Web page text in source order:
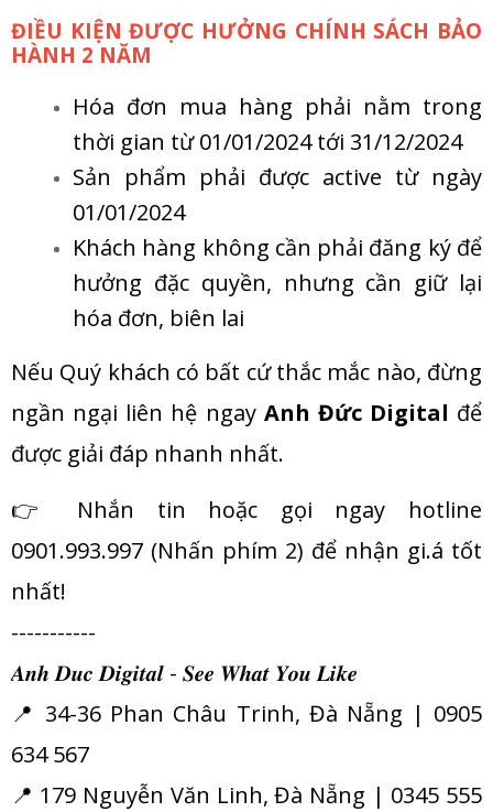
ĐIỀU KIỆN ĐƯỢC HƯỞNG CHÍNH SÁCH BẢO
HÀNH 2 NĂM
Hóa đơn mua hàng phải nằm trong
thời gian từ 01/01/2024 tới 31/12/2024
Sản phẩm phải được active từ ngày
01/01/2024
Khách hàng không cần phải đăng ký để
hưởng đặc quyền, nhưng cần giữ lại
hóa đơn, biên lai
Nếu Quý khách có bất cứ thắc mắc nào, đừng
ngần ngại liên hệ ngay Anh Đức Digital để
được giải đáp nhanh nhất.
👉 Nhắn tin hoặc gọi ngay hotline
0901.993.997 (Nhấn phím 2) để nhận gi.á tốt
nhất!
-----------
𝑨𝒏𝒉 𝑫𝒖𝒄 𝑫𝒊𝒈𝒊𝒕𝒂𝒍 - 𝑺𝒆𝒆 𝑾𝒉𝒂𝒕 𝒀𝒐𝒖 𝑳𝒊𝒌𝒆
📍 34-36 Phan Châu Trinh, Đà Nẵng | 0905
634 567
📍 179 Nguyễn Văn Linh, Đà Nẵng | 0345 555